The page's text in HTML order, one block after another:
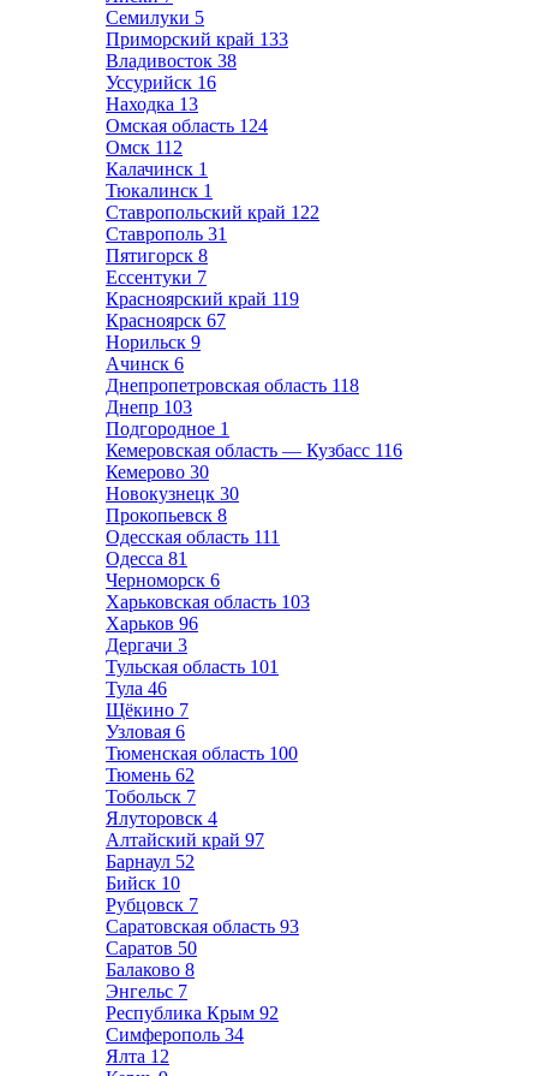
Семилуки 5
Приморский край 133
Владивосток 38
Уссурийск 16
Находка 13
Омская область 124
Омск 112
Калачинск 1
Тюкалинск 1
Ставропольский край 122
Ставрополь 31
Пятигорск 8
Ессентуки 7
Красноярский край 119
Красноярск 67
Норильск 9
Ачинск 6
Днепропетровская область 118
Днепр 103
Подгородное 1
Кемеровская область — Кузбасс 116
Кемерово 30
Новокузнецк 30
Прокопьевск 8
Одесская область 111
Одесса 81
Черноморск 6
Харьковская область 103
Харьков 96
Дергачи 3
Тульская область 101
Тула 46
Щёкино 7
Узловая 6
Тюменская область 100
Тюмень 62
Тобольск 7
Ялуторовск 4
Алтайский край 97
Барнаул 52
Бийск 10
Рубцовск 7
Саратовская область 93
Саратов 50
Балаково 8
Энгельс 7
Республика Крым 92
Симферополь 34
Ялта 12